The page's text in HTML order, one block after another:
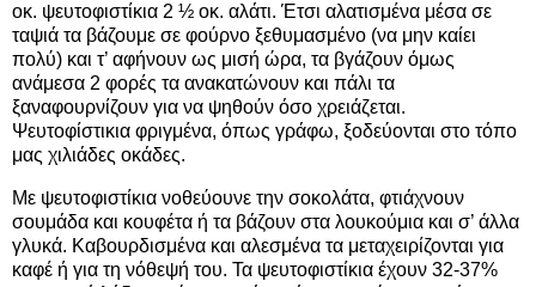
οκ. ψευτοφιστίκια 2 ½ oκ. αλάτι. Έτσι αλατισμένα μέσα σε
ταψιά τα βάζουμε σε φούρνο ξεθυμασμένο (να μην καίει
πολύ) και τ’ αφήνουν ως μισή ώρα, τα βγάζουν όμως
ανάμεσα 2 φορές τα ανακατώνουν και πάλι τα
ξαναφουρνίζουν για να ψηθούν όσο χρειάζεται.
Ψευτοφίστικια φριγμένα, όπως γράφω, ξοδεύονται στο τόπο
μας χιλιάδες οκάδες.
Με ψευτοφιστίκια νοθεύουνε την σοκολάτα, φτιάχνουν
σουμάδα και κουφέτα ή τα βάζουν στα λουκούμια και σ’ άλλα
γλυκά. Καβουρδισμένα και αλεσμένα τα μεταχειρίζονται για
καφέ ή για τη νόθεψή του. Τα ψευτοφιστίκια έχουν 32-37%